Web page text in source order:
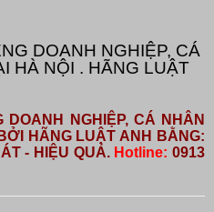
DOANH NGHIỆP, CÁ
HÀ NỘI . HÃNG LUẬT
NGHIỆP, CÁ NHÂN
HÃNG LUẬT ANH BẰNG:
- HIỆU QUẢ. Hotline: 0913